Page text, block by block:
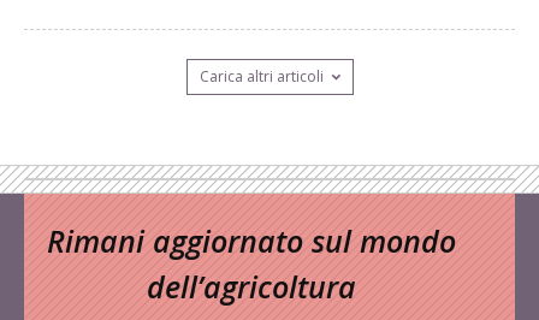
Carica altri articoli
Rimani aggiornato sul mondo
dell’agricoltura